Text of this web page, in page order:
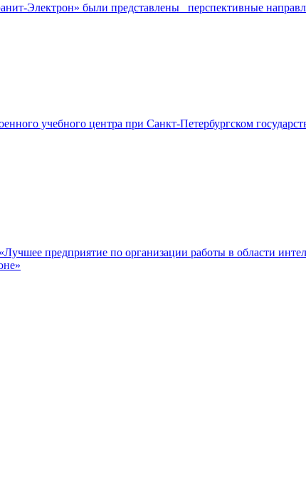
Электрон» были представлены перспективные
учебного центра при Санкт-Петербургском
предприятие по организации работы в области